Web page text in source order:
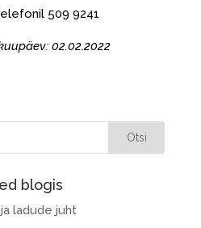
509 9241
02.02.2022
blogis
ladude juht